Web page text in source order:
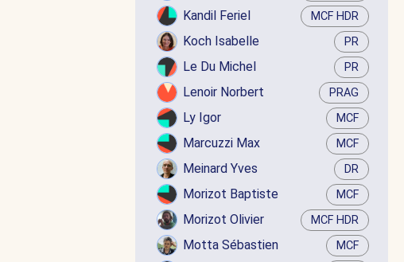
Kandil Feriel MCF HDR
Koch Isabelle PR
Le Du Michel PR
Lenoir Norbert PRAG
Ly Igor MCF
Marcuzzi Max MCF
Meinard Yves DR
Morizot Baptiste MCF
Morizot Olivier MCF HDR
Motta Sébastien MCF